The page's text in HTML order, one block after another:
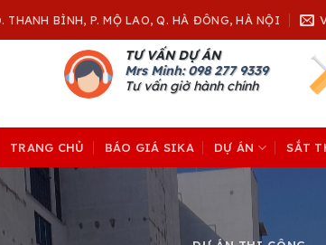
THANH BÌNH, P. MỘ LAO, Q. HÀ ĐÔNG, HÀ NỘI
TƯ VẤN DỰ ÁN
Mrs Minh: 098 277 9339
Tư vấn giờ hành chính
TRANG CHỦ BÁO GIÁ SIKA DỰ ÁN SẮT